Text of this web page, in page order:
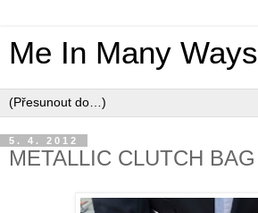
Me In Many Ways
5. 4. 2012
METALLIC CLUTCH BAG